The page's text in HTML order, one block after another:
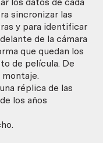
sincronizar las
y para identificar
de la cámara
que quedan los
de película. De
réplica de las
los años